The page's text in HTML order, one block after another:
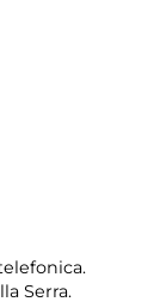
Serra.